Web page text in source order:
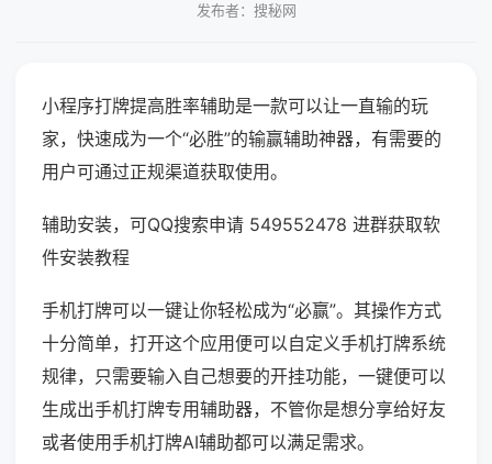
发布者：搜秘网
小程序打牌提高胜率辅助是一款可以让一直输的玩
家，快速成为一个“必胜”的输赢辅助神器，有需要的
用户可通过正规渠道获取使用。
辅助安装，可QQ搜索申请 549552478 进群获取软
件安装教程
手机打牌可以一键让你轻松成为“必赢”。其操作方式
十分简单，打开这个应用便可以自定义手机打牌系统
规律，只需要输入自己想要的开挂功能，一键便可以
生成出手机打牌专用辅助器，不管你是想分享给好友
或者使用手机打牌AI辅助都可以满足需求。